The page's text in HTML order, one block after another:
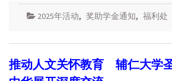
2025年活动, 奖助学金通知, 福利处
推动人文关怀教育 辅仁大学